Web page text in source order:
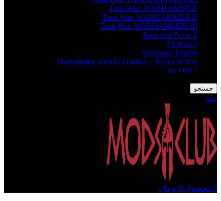
Total War: WARHAMMER
Total War: WARHAMMER II
Total War: WARHAMMER III
Transport Fever 2
Victoria 3
Wallpaper Engine
Warhammer 40,000: Gladius – Relics of War
XCOM 2
جستجو
منو
0 محصول 0 تومان